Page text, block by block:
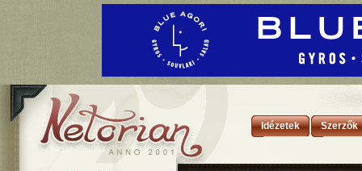
Idézetek Szerzők